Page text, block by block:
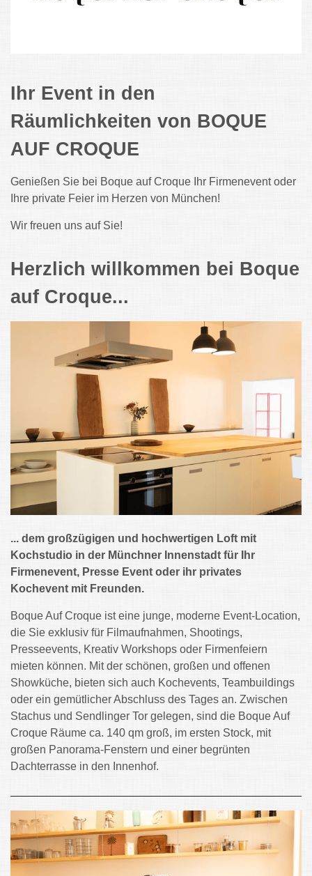
Ihr Event in den
Räumlichkeiten von BOQUE
AUF CROQUE
Genießen Sie bei Boque auf Croque Ihr Firmenevent oder
Ihre private Feier im Herzen von München!
Wir freuen uns auf Sie!
Herzlich willkommen bei Boque
auf Croque...
... dem großzügigen und hochwertigen Loft mit
Kochstudio in der Münchner Innenstadt für Ihr
Firmenevent, Presse Event oder ihr privates
Kochevent mit Freunden.
Boque Auf Croque ist eine junge, moderne Event-Location,
die Sie exklusiv für Filmaufnahmen, Shootings,
Presseevents, Kreativ Workshops oder Firmenfeiern
mieten können. Mit der schönen, großen und offenen
Showküche, bieten sich auch Kochevents, Teambuildings
oder ein gemütlicher Abschluss des Tages an. Zwischen
Stachus und Sendlinger Tor gelegen, sind die Boque Auf
Croque Räume ca. 140 qm groß, im ersten Stock, mit
großen Panorama-Fenstern und einer begrünten
Dachterrasse in den Innenhof.